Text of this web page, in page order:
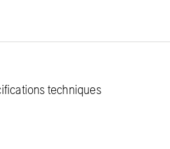
techniques